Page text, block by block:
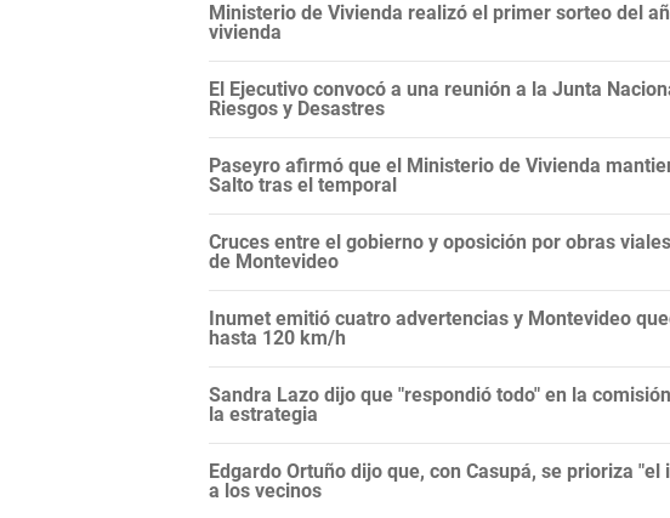
Ministerio de Vivienda realizó el primer sorteo del
vivienda
El Ejecutivo convocó a una reunión a la Junta
Riesgos y Desastres
Paseyro afirmó que el Ministerio de Vivienda
Salto tras el temporal
Cruces entre el gobierno y oposición por obras
de Montevideo
Inumet emitió cuatro advertencias y Montevideo
hasta 120 km/h
Sandra Lazo dijo que "respondió todo" en la
la estrategia
Edgardo Ortuño dijo que, con Casupá, se prioriza
a los vecinos